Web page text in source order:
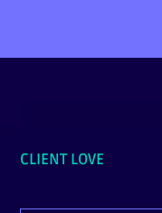
CLIENT LOVE